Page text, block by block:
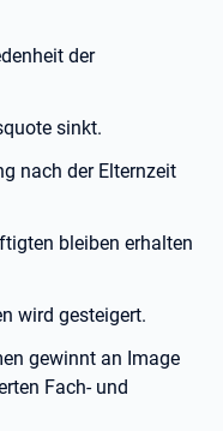
der
sinkt.
nach der Elternzeit
bleiben erhalten
wird gesteigert.
gewinnt an Image
Fach- und